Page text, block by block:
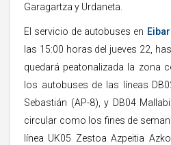
Garagartza y Urdaneta.
El servicio de autobuses en Eibar
las 15:00 horas del jueves 22,
quedará peatonalizada la zona
los autobuses de las líneas
Sebastián (AP-8), y DB04
circular como los fines de
línea UK05 Zestoa Azpeitia